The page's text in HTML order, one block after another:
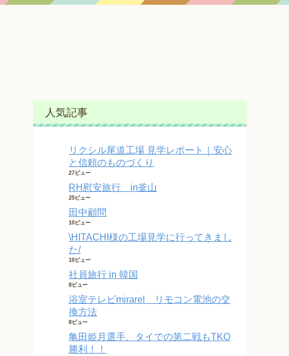
人気記事
リクシル尾道工場 見学レポート｜安心
と信頼のものづくり
27ビュー
RH慰安旅行 in釜山
25ビュー
田中顧問
10ビュー
\HITACHI様の工場見学に行ってきまし
た/
10ビュー
社員旅行 in 韓国
8ビュー
浴室テレビmirarel リモコン電池の交
換方法
8ビュー
亀田姫月選手、タイでの第二戦もTKO
勝利！！